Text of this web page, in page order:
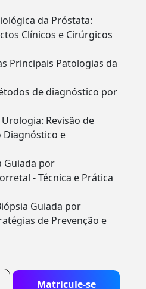
da Próstata:
Clínicos e Cirúrgicos
Principais Patologias da
de diagnóstico por
Revisão de
Diagnóstico e
Guiada por
- Técnica e Prática
Guiada por
de Prevenção e
Matricule-se